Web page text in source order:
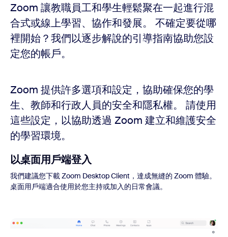
Zoom 讓教職員工和學生輕鬆聚在一起進行混
合式或線上學習、協作和發展。 不確定要從哪
裡開始？我們以逐步解說的引導指南協助您設
定您的帳戶。
Zoom 提供許多選項和設定，協助確保您的學
生、教師和行政人員的安全和隱私權。 請使用
這些設定，以協助透過 Zoom 建立和維護安全
的學習環境。
以桌面用戶端登入
我們建議您下載 Zoom Desktop Client，達成無縫的 Zoom 體驗。
桌面用戶端適合使用於您主持或加入的日常會議。